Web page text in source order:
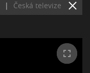
| Česká televize